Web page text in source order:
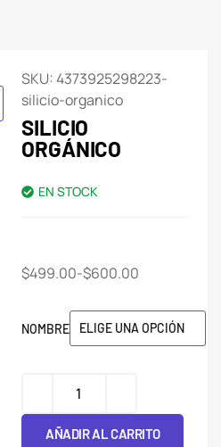
SKU: 4373925298223-
silicio-organico
SILICIO
ORGÁNICO
EN STOCK
$499.00-$600.00
NOMBRE
AÑADIR AL CARRITO